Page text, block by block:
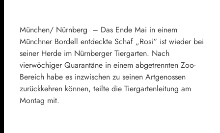
München/ Nürnberg – Das Ende Mai in einem
Münchner Bordell entdeckte Schaf „Rosi“ ist wieder bei
seiner Herde im Nürnberger Tiergarten. Nach
vierwöchiger Quarantäne in einem abgetrennten Zoo-
Bereich habe es inzwischen zu seinen Artgenossen
zurückkehren können, teilte die Tiergartenleitung am
Montag mit.